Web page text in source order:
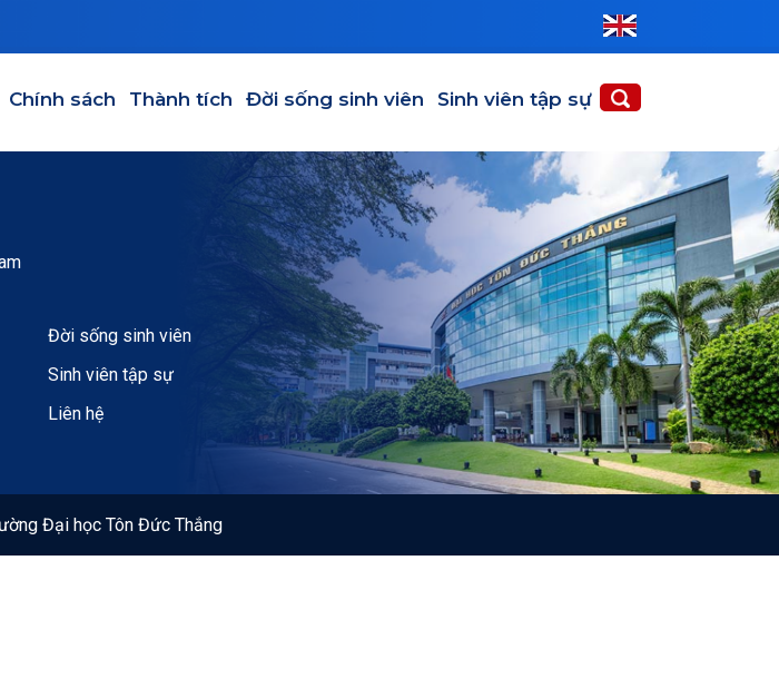
Chính sách Thành tích Đời sống sinh viên Sinh viên tập sự
Đời sống sinh viên
Sinh viên tập sự
Liên hệ
Đại học Tôn Đức Thắng